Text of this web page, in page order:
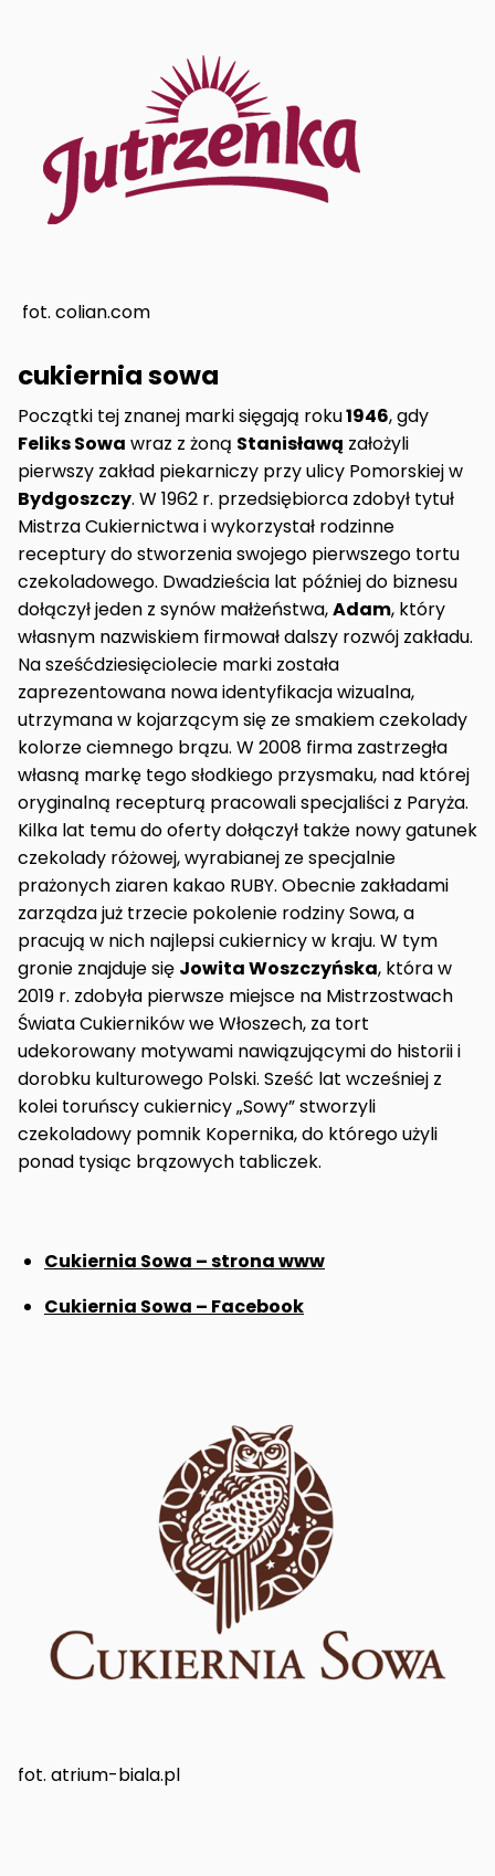
fot. colian.com
cukiernia sowa
Początki tej znanej marki sięgają roku1946, gdy
Feliks Sowa wraz z żoną Stanisławą założyli
pierwszy zakład piekarniczy przy ulicy Pomorskiej w
Bydgoszczy. W 1962 r. przedsiębiorca zdobył tytuł
Mistrza Cukiernictwa i wykorzystał rodzinne
receptury do stworzenia swojego pierwszego tortu
czekoladowego. Dwadzieścia lat później do biznesu
dołączył jeden z synów małżeństwa,Adam, który
własnym nazwiskiem firmował dalszy rozwój zakładu.
Na sześćdziesięciolecie marki została
zaprezentowana nowa identyfikacja wizualna,
utrzymana w kojarzącym się ze smakiem czekolady
kolorze ciemnego brązu. W 2008 firma zastrzegła
własną markę tego słodkiego przysmaku, nad której
oryginalną recepturą pracowali specjaliści z Paryża.
Kilka lat temu do oferty dołączył także nowy gatunek
czekolady różowej, wyrabianej ze specjalnie
prażonych ziaren kakao RUBY. Obecnie zakładami
zarządza już trzecie pokolenie rodziny Sowa, a
pracują w nich najlepsi cukiernicy w kraju. W tym
gronie znajduje się Jowita Woszczyńska, która w
2019 r. zdobyła pierwsze miejsce na Mistrzostwach
Świata Cukierników we Włoszech, za tort
udekorowany motywami nawiązującymi do historii i
dorobku kulturowego Polski. Sześć lat wcześniej z
kolei toruńscy cukiernicy „Sowy” stworzyli
czekoladowy pomnik Kopernika, do którego użyli
ponad tysiąc brązowych tabliczek.
Cukiernia Sowa – strona www
Cukiernia Sowa – Facebook
fot. atrium-biala.pl